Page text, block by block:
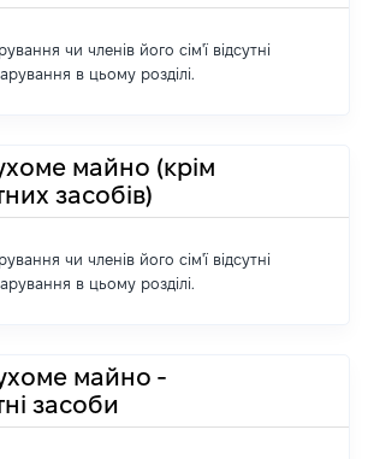
чи членів його сім'ї відсутні
в цьому розділі.
майно (крім
засобів)
чи членів його сім'ї відсутні
в цьому розділі.
майно -
засоби